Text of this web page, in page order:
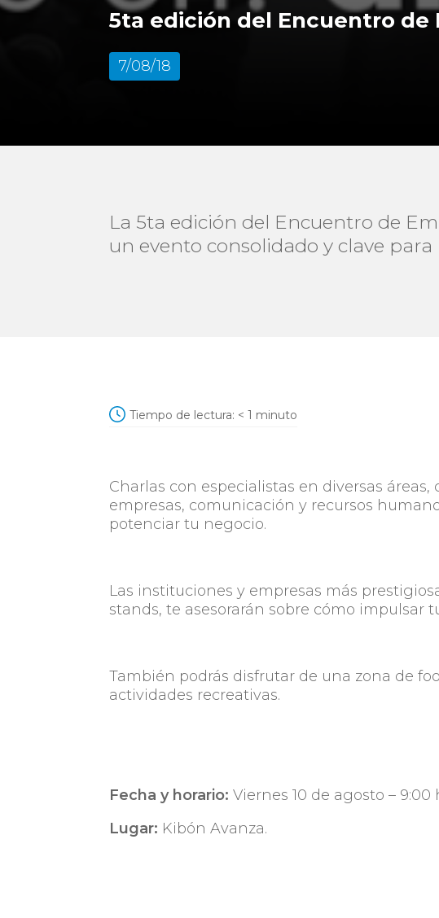
5ta edición del Encuentro de
7/08/18
La 5ta edición del Encuentro de
un evento consolidado y clave
Tiempo de lectura: < 1 minuto
Charlas con especialistas en diversas
empresas, comunicación y recursos
potenciar tu negocio.
Las instituciones y empresas más
stands, te asesorarán sobre cómo impulsar
También podrás disfrutar de una zona de
actividades recreativas.
Fecha y horario: Viernes 10 de agosto – 9:00
Lugar: Kibón Avanza.